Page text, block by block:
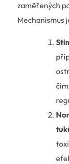
zaměřených
Mechanismus